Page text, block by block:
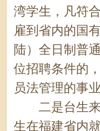
湾学生，凡符
雇到省内的国
陆）全日制普
位招聘条件的
员法管理的事
二是台生来
生在福建省内